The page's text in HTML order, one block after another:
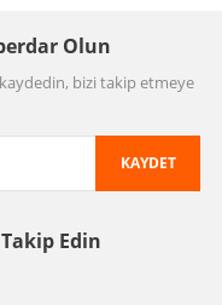
Olun
bizi takip etmeye
KAYDET
Edin